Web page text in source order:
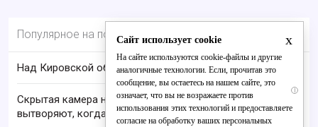
Популярное на портале
Над Кировской областью сбили БПЛА
i
Скрытая камера на пляже Крыма: Что люди
вытворяют, когда их не видят...
x
Сайт использует cookie
На сайте используются cookie-файлы и другие
аналогичные технологии. Если, прочитав это
сообщение, вы остаетесь на нашем сайте, это
означает, что вы не возражаете против
использования этих технологий и предоставляете
согласие на обработку ваших персональных